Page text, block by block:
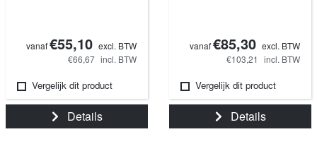
vanaf€55,10 excl. BTW
€66,67 incl. BTW
Vergelijk dit product
Details
vanaf€85,30 excl. BTW
€103,21 incl. BTW
Vergelijk dit product
Details